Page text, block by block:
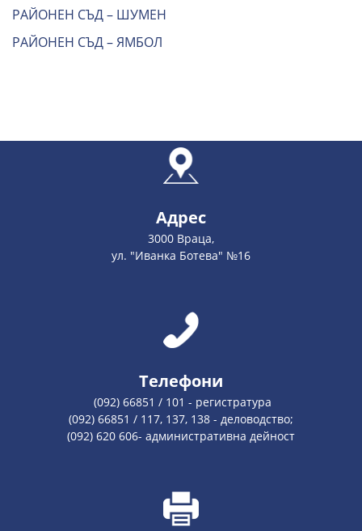
РАЙОНЕН СЪД – ШУМЕН
РАЙОНЕН СЪД – ЯМБОЛ
Адрес
3000 Враца,
ул. "Иванка Ботева" №16
Телефони
(092) 66851 / 101 - регистратура
(092) 66851 / 117, 137, 138 - деловодство;
(092) 620 606- административна дейност